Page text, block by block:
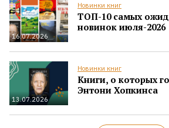
16.07.2026
Новинки книг
ТОП-10 самых
новинок июля-2026
13.07.2026
Новинки книг
Книги, о которых
Энтони Хопкинса